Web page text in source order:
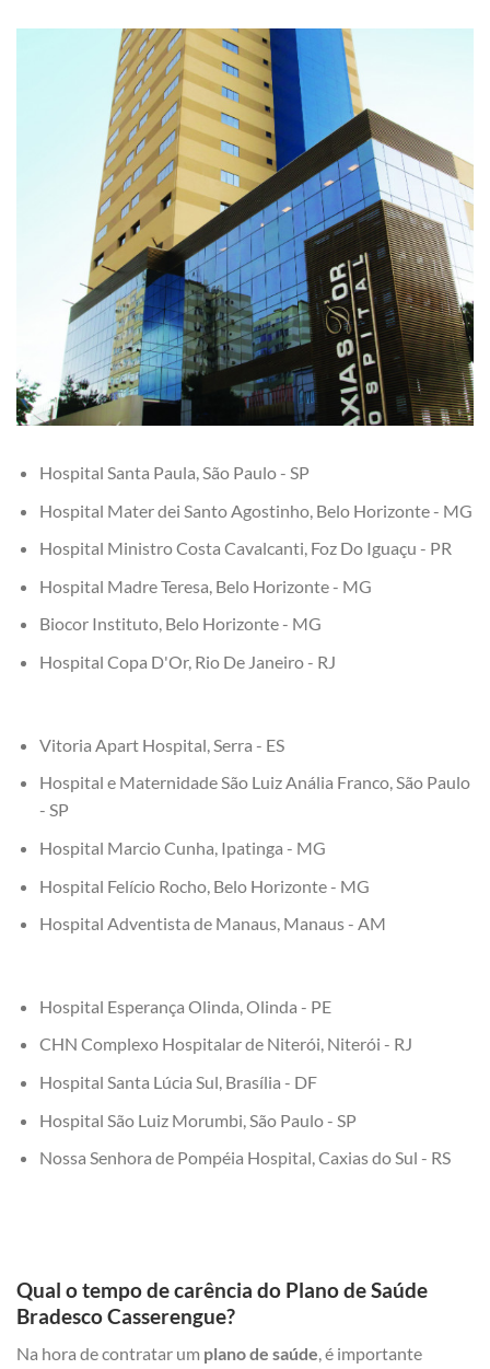
Hospital Santa Paula, São Paulo - SP
Hospital Mater dei Santo Agostinho, Belo Horizonte - MG
Hospital Ministro Costa Cavalcanti, Foz Do Iguaçu - PR
Hospital Madre Teresa, Belo Horizonte - MG
Biocor Instituto, Belo Horizonte - MG
Hospital Copa D'Or, Rio De Janeiro - RJ
Vitoria Apart Hospital, Serra - ES
Hospital e Maternidade São Luiz Anália Franco, São Paulo
- SP
Hospital Marcio Cunha, Ipatinga - MG
Hospital Felício Rocho, Belo Horizonte - MG
Hospital Adventista de Manaus, Manaus - AM
Hospital Esperança Olinda, Olinda - PE
CHN Complexo Hospitalar de Niterói, Niterói - RJ
Hospital Santa Lúcia Sul, Brasília - DF
Hospital São Luiz Morumbi, São Paulo - SP
Nossa Senhora de Pompéia Hospital, Caxias do Sul - RS
Qual o tempo de carência do Plano de Saúde
Bradesco Casserengue?
Na hora de contratar um plano de saúde, é importante